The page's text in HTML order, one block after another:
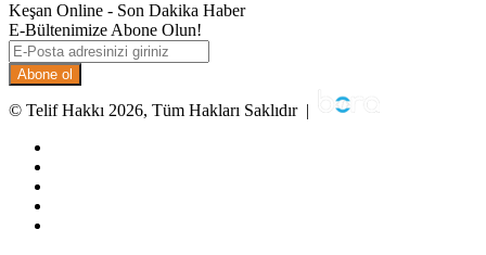
Keşan Online - Son Dakika Haber
E-Bültenimize Abone Olun!
E-
Posta
adresinizi
giriniz
© Telif Hakkı 2026, Tüm Hakları Saklıdır |